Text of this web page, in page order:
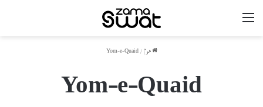
ھوم /
Yom-e-Quaid
Yom-e-Quaid